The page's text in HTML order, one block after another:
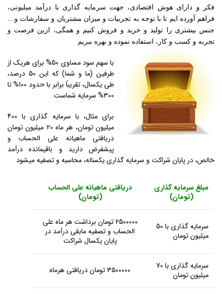
فکر و دارای هوش اقتصادی، جهت سرمایه گذاری با درآمد میلیونی،
فراهم آورده ایم تا با توجه به تجربیات و میزان مشتریان و سفارشات و…
جنس بیشتری را تولید و خرید و فروش کنیم و همگی، ازین فرصت و
تجربه و کسب و کار، استفاده نموده و بهره ببریم
با سهم سود مساوی 50% برای هریک از
طرفین (ما و شما) که این 50 درصد،
طی یکسال، تقریباً برابر با حدود 100% تا
300% سرمایه شماست.
برای مثال، با سرمایه گذاری با 400
میلیون تومان، هر ماه 20 میلیون تومان
دریافتی ماهیانه علی الحساب و
پیشفرض دارید و باقیمانده درآمد
خالص، در پایان شراکت و سرمایه گذاری یکساله، محاسبه و تصفیه میشود
مبلغ سرمایه گذاری
(تومان)
دریافتی ماهیانه علی الحساب
(تومان)
سرمایه گذاری با 50
میلیون تومان
2500000 تومان برداشت هر ماه علی
الحساب و تصفیه مابقی درآمد در
پایان یکسال شراکت
سرمایه گذاری با 70
میلیون تومان
3500000 تومان دریافتی هرماه